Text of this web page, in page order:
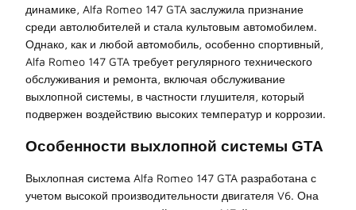
динамике, Alfa Romeo 147 GTA заслужила признание
среди автолюбителей и стала культовым автомобилем.
Однако, как и любой автомобиль, особенно спортивный,
Alfa Romeo 147 GTA требует регулярного технического
обслуживания и ремонта, включая обслуживание
выхлопной системы, в частности глушителя, который
подвержен воздействию высоких температур и коррозии.
Особенности выхлопной системы GTA
Выхлопная система Alfa Romeo 147 GTA разработана с
учетом высокой производительности двигателя V6. Она